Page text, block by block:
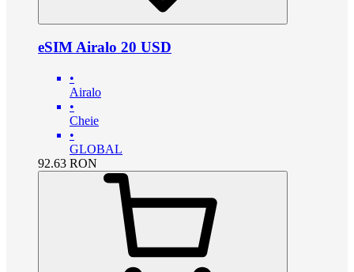
eSIM Airalo 20 USD
•
Airalo
•
Cheie
•
GLOBAL
92.63 RON